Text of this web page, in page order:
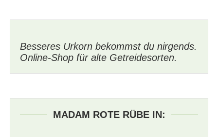
Besseres Urkorn bekommst du nirgends.
Online-Shop für alte Getreidesorten.
MADAM ROTE RÜBE IN: